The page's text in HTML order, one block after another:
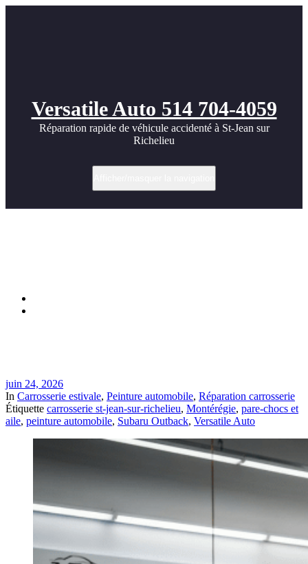
Versatile Auto 514 704-4059
Réparation rapide de véhicule accidenté à St-Jean sur
Richelieu
juin 24, 2026
In Carrosserie estivale, Peinture automobile, Réparation carrosserie
Étiquette carrosserie st-jean-sur-richelieu, Montérégie, pare-chocs et
aile, peinture automobile, Subaru Outback, Versatile Auto